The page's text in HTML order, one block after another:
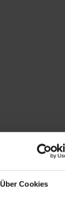
Über Cookies